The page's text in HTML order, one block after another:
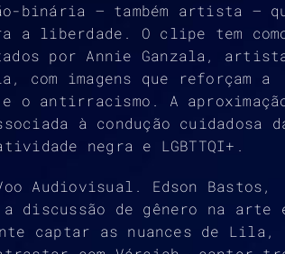
binária – também artista –
a liberdade. O clipe tem
por Annie Ganzala,
com imagens que reforçam a
o antirracismo. A
à condução cuidadosa
negra e LGBTTQI+.
Audiovisual. Edson Bastos,
discussão de gênero na arte
captar as nuances de Lila,